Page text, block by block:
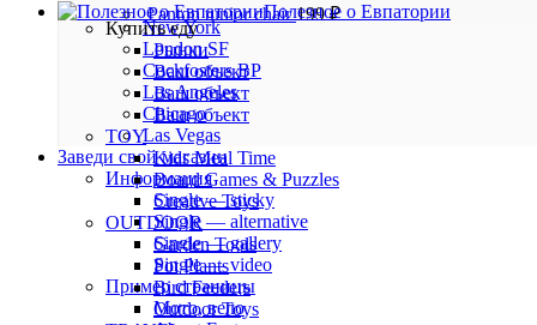
New York
London SF
Cockfosters BP
Los Angeles
Chicago
Las Vegas
Заведи свой магазин
Информация
Single — sticky
Single — alternative
Single — gallery
Single — video
Пример страницы
Мото, вело
Panton tunior chair199₽
Полезное о Евпатории
Купить еду
Рынки
Ваш объект
Ваш объект
Ваш объект
TOY
Kids Meal Time
Board Games & Puzzles
Creative Toys
OUTDOOR
Garden Tools
Pot Plants
Bird Feeders
Outdoor Toys